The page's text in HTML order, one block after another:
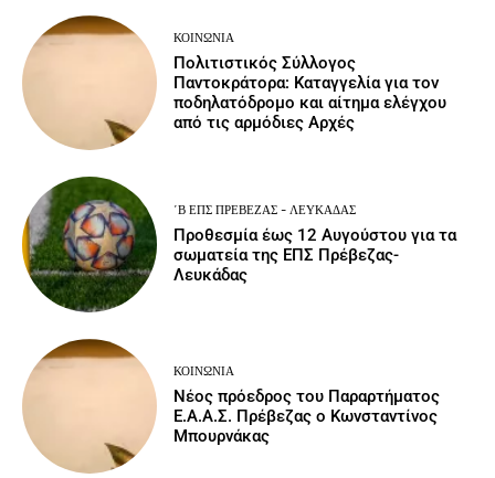
ΚΟΙΝΩΝΙΑ
Πολιτιστικός Σύλλογος
Παντοκράτορα: Καταγγελία για τον
ποδηλατόδρομο και αίτημα ελέγχου
από τις αρμόδιες Αρχές
΄Β ΕΠΣ ΠΡΈΒΕΖΑΣ - ΛΕΥΚΆΔΑΣ
Προθεσμία έως 12 Αυγούστου για τα
σωματεία της ΕΠΣ Πρέβεζας-
Λευκάδας
ΚΟΙΝΩΝΙΑ
Νέος πρόεδρος του Παραρτήματος
Ε.Α.Α.Σ. Πρέβεζας ο Κωνσταντίνος
Μπουρνάκας